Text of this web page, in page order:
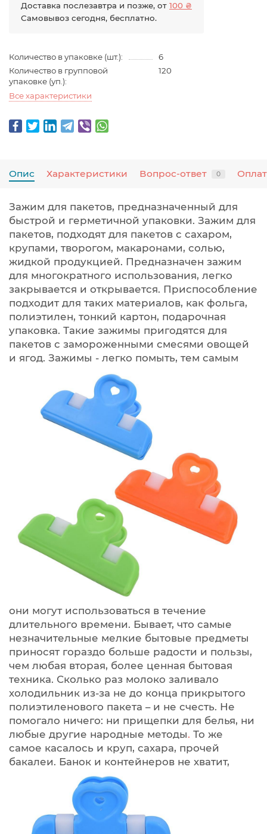
Доставка послезавтра и позже, от 100 ₴
Самовывоз сегодня, бесплатно.
Количество в упаковке (шт.):
6
Количество в групповой
упаковке (уп.):
120
Все характеристики
Опис Характеристики Вопрос-ответ 0
Зажим для пакетов, предназначенный для
быстрой и герметичной упаковки. Зажим для
пакетов, подходят для пакетов с сахаром,
крупами, творогом, макаронами, солью,
жидкой продукцией. Предназначен зажим
для многократного использования, легко
закрывается и открывается. Приспособление
подходит для таких материалов, как фольга,
полиэтилен, тонкий картон, подарочная
упаковка. Такие зажимы пригодятся для
пакетов с замороженными смесями овощей
и ягод. Зажимы - легко помыть, тем самым
они могут использоваться в течение
длительного времени. Бывает, что самые
незначительные мелкие бытовые предметы
приносят гораздо больше радости и пользы,
чем любая вторая, более ценная бытовая
техника. Сколько раз молоко заливало
холодильник из-за не до конца прикрытого
полиэтиленового пакета – и не счесть. Не
помогало ничего: ни прищепки для белья, ни
любые другие народные методы. То же
самое касалось и круп, сахара, прочей
бакалеи. Банок и контейнеров не хватит,